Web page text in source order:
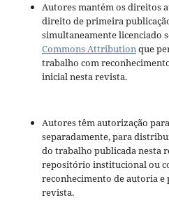
Autores mantém os direitos
direito de primeira
simultaneamente licenciado
Commons Attributionque
trabalho com
inicial nesta revista.
Autores têm autorização
separadamente, para
do trabalho publicada nesta
repositório institucional ou
reconhecimento de autoria e
revista.